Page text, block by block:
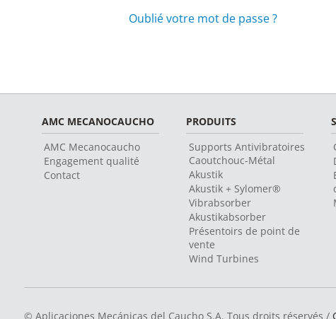
Oublié votre mot de passe ?
AMC MECANOCAUCHO
AMC Mecanocaucho
Engagement qualité
Contact
PRODUITS
Supports Antivibratoires
Caoutchouc-Métal
Akustik
Akustik + Sylomer®
Vibrabsorber
Akustikabsorber
Présentoirs de point de
vente
Wind Turbines
© Aplicaciones Mecánicas del Caucho S.A. Tous droits réservés /